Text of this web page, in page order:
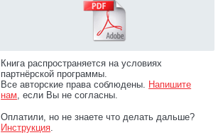
Книга распространяется на условиях
партнёрской программы.
Все авторские права соблюдены. Напишите
нам, если Вы не согласны.
Оплатили, но не знаете что делать дальше?
Инструкция.